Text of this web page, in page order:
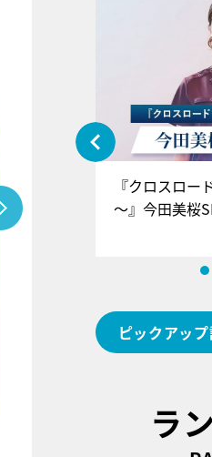
』＝LOV
インタ
『クロスロー
～』今田美
ピックアッ
ラ